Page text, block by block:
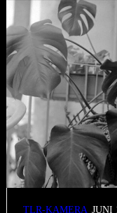
TLR-KAMERA JUNI